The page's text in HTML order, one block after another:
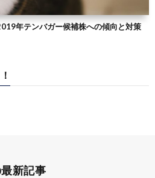
年テンバガー候補株への傾向と対策
新記事